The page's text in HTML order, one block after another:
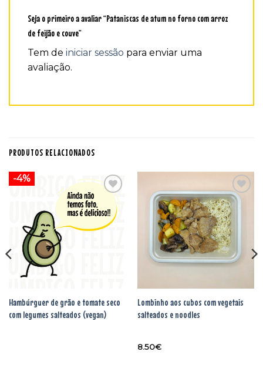
Seja o primeiro a avaliar “Pataniscas de atum no forno com arroz
de feijão e couve”
Tem de iniciar sessão para enviar uma
avaliação.
PRODUTOS RELACIONADOS
-4%
Adicionar
aos
favoritos
Hambúrguer de grão e tomate seco
com legumes salteados (vegan)
Adicionar
aos
favoritos
Lombinho aos cubos com vegetais
salteados e noodles
8.50€